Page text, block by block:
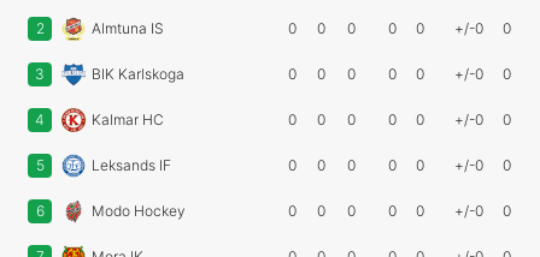
2 Almtuna IS 0 0 0 0 0 +/-0 0
3 BIK Karlskoga 0 0 0 0 0 +/-0 0
4 Kalmar HC 0 0 0 0 0 +/-0 0
5 Leksands IF 0 0 0 0 0 +/-0 0
6 Modo Hockey 0 0 0 0 0 +/-0 0